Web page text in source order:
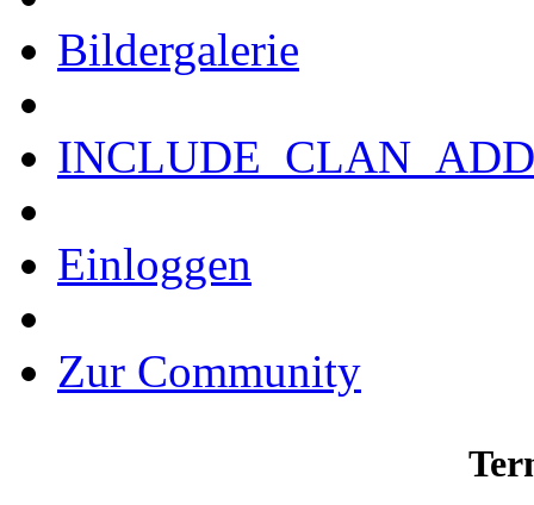
Bildergalerie
Einloggen
Zur Community